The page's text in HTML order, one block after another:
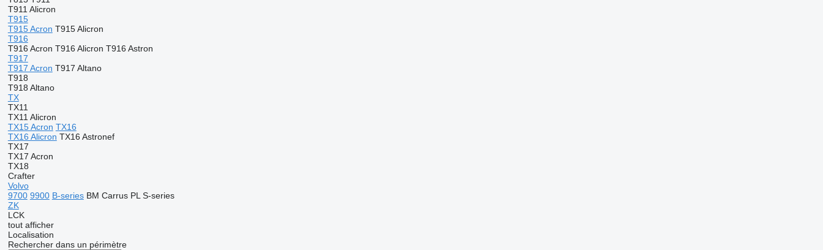
T911 Alicron
T915
T915 Acron T915 Alicron
T916
T916 Acron T916 Alicron T916 Astron
T917
T917 Acron T917 Altano
T918
T918 Altano
TX
TX11
TX11 Alicron
TX15 Acron TX16
TX16 Alicron TX16 Astronef
TX17
TX17 Acron
TX18
Crafter
Volvo
9700 9900 B-series BM Carrus PL S-series
ZK
LCK
tout afficher
Localisation
Rechercher dans un périmètre